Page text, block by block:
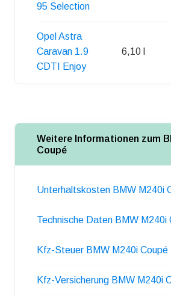
95 Selection
Opel Astra
Caravan 1.9
CDTI Enjoy
6,10 l
Weitere Informationen zum
Coupé
Unterhaltskosten BMW M240i
Technische Daten BMW M240i
Kfz-Steuer BMW M240i Coupé
Kfz-Versicherung BMW M240i